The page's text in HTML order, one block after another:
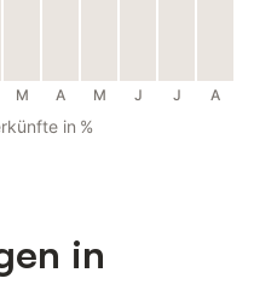
M A M J J A
in %
in